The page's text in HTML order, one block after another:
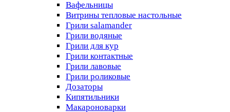
Вафельницы
Витрины тепловые настольные
Грили salamander
Грили водяные
Грили для кур
Грили контактные
Грили лавовые
Грили роликовые
Дозаторы
Кипятильники
Макароноварки